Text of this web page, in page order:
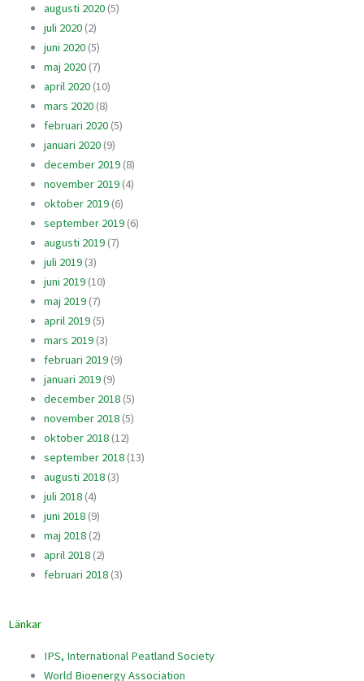
augusti 2020(5)
juli 2020(2)
juni 2020(5)
maj 2020(7)
april 2020(10)
mars 2020(8)
februari 2020(5)
januari 2020(9)
december 2019(8)
november 2019(4)
oktober 2019(6)
september 2019(6)
augusti 2019(7)
juli 2019(3)
juni 2019(10)
maj 2019(7)
april 2019(5)
mars 2019(3)
februari 2019(9)
januari 2019(9)
december 2018(5)
november 2018(5)
oktober 2018(12)
september 2018(13)
augusti 2018(3)
juli 2018(4)
juni 2018(9)
maj 2018(2)
april 2018(2)
februari 2018(3)
Länkar
IPS, International Peatland Society
World Bioenergy Association